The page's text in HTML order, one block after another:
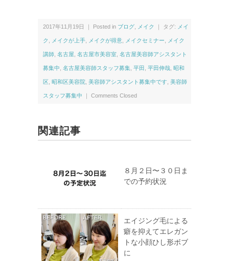
2017年11月19日 ｜ Posted in ブログ メイク ｜ タグ: メイ
ク メイクが上手 メイクが得意 メイクセミナー メイク
講師 名古屋 名古屋市美容室 名古屋美容師アシスタント
募集中 名古屋美容師スタッフ募集 平田 平田伸哉 昭和
区 昭和区美容院 美容師アシスタント募集中です 美容師
スタッフ募集中 ｜ Comments Closed
関連記事
８月２日〜３０日ま
での予約状況
エイジング毛による
癖を抑えてエレガン
トな小顔ひし形ボブ
に